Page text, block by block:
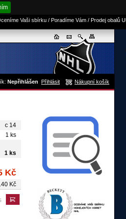
Vaši sbírku / Poradíme Vám / Prodej obalů
Nepřihlášen Přihlásit Nákupní košík
c 14
1 ks
1 ks
Kč
Kč